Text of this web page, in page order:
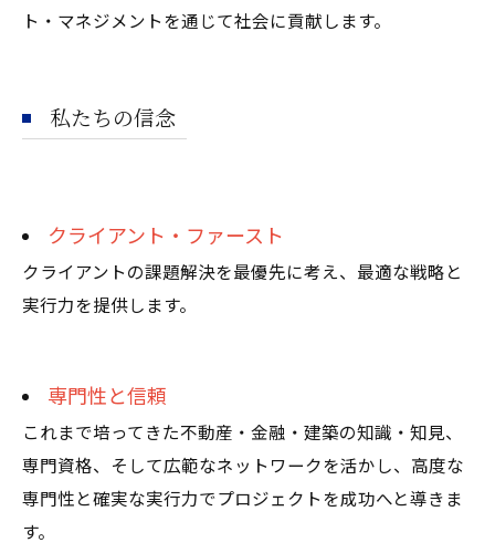
ト・マネジメントを通じて社会に貢献します。
私たちの信念
クライアント・ファースト
クライアントの課題解決を最優先に考え、最適な戦略と
実行力を提供します。
専門性と信頼
これまで培ってきた不動産・金融・建築の知識・知見、
専門資格、そして広範なネットワークを活かし、高度な
専門性と確実な実行力でプロジェクトを成功へと導きま
す。